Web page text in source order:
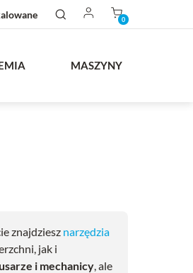
0
MASZYNY
znajdziesz narzędzia
jak i
i mechanicy, ale